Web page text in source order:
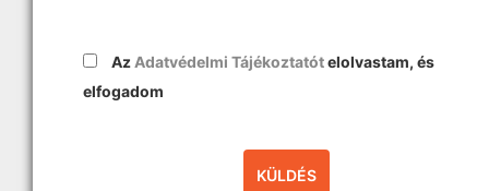
Az Adatvédelmi Tájékoztatótelolvastam, és
elfogadom